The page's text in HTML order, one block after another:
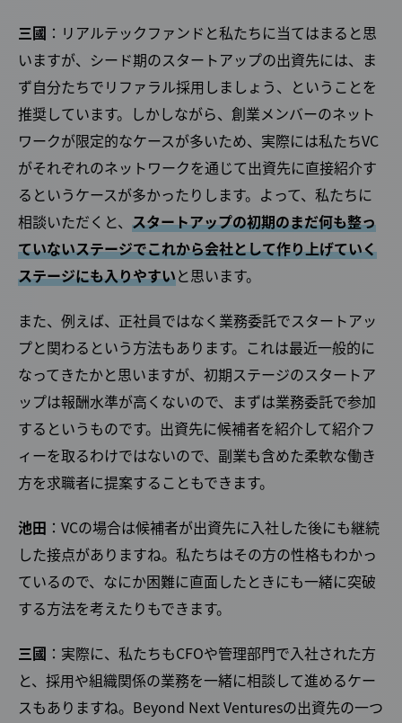
三國 ：リアルテックファンドと私たちに当てはまると思
いますが、シード期のスタートアップの出資先には、ま
ず自分たちでリファラル採用しましょう、ということを
推奨しています。しかしながら、創業メンバーのネット
ワークが限定的なケースが多いため、実際には私たちVC
がそれぞれのネットワークを通じて出資先に直接紹介す
るというケースが多かったりします。よって、私たちに
相談いただくと、 スタートアップの初期のまだ何も整っ
ていないステージでこれから会社として作り上げていく
ステージにも入りやすいと思います。
また、例えば、正社員ではなく業務委託でスタートアッ
プと関わるという方法もあります。これは最近一般的に
なってきたかと思いますが、初期ステージのスタートア
ップは報酬水準が高くないので、まずは業務委託で参加
するというものです。出資先に候補者を紹介して紹介フ
ィーを取るわけではないので、副業も含めた柔軟な働き
方を求職者に提案することもできます。
池田 ：VCの場合は候補者が出資先に入社した後にも継続
した接点がありますね。私たちはその方の性格もわかっ
ているので、なにか困難に直面したときにも一緒に突破
する方法を考えたりもできます。
三國 ：実際に、私たちもCFOや管理部門で入社された方
と、採用や組織関係の業務を一緒に相談して進めるケー
スもありますね。Beyond Next Venturesの出資先の一つ